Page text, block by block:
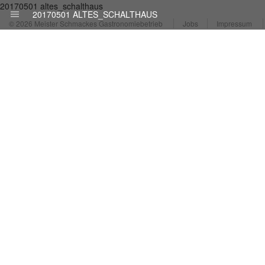
20170501 ALTES_SCHALTHAUS
20170501 altes_schalthaus
© 2026 Meister Schmackes Gastronomiebetrieb Jobs Impressum